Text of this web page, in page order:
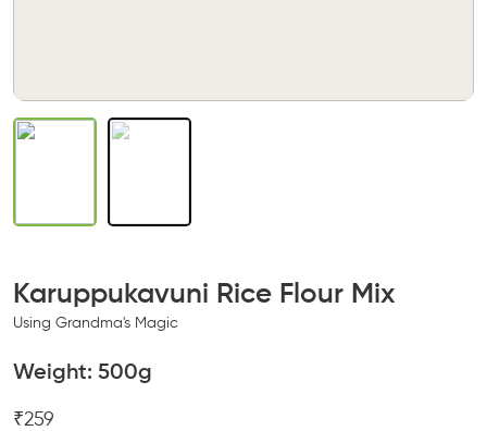
Karuppukavuni Rice Flour Mix
Using Grandma's Magic
Weight: 500g
₹259